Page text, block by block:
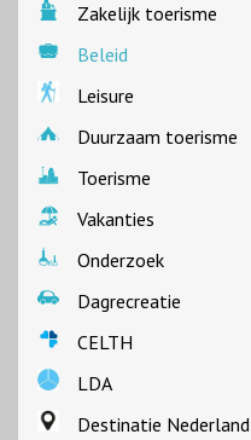
Zakelijk toerisme
Beleid
Leisure
Duurzaam toerisme
Toerisme
Vakanties
Onderzoek
Dagrecreatie
CELTH
LDA
Destinatie Nederland